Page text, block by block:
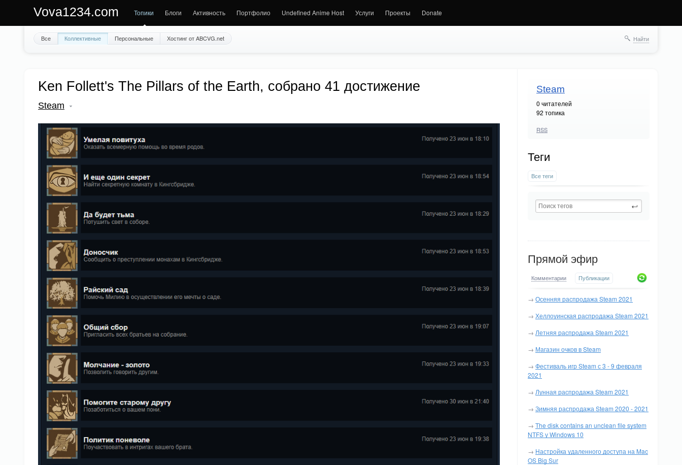
Vova1234.com Топики Блоги Активность Портфолио Undefined Anime Host Услуги Проекты Donate
Все Коллективные Персональные Хостинг от ABCVG.net Найти
Steam
0 читателей
92 топика
RSS
Теги
Все теги
Прямой эфир
Комментарии Публикации
→ Осенняя распродажа Steam 2021
→ Хеллоуинская распродажа Steam 2021
→ Летняя распродажа Steam 2021
→ Магазин очков в Steam
→ Фестиваль игр Steam с 3 - 9 февраля
2021
→ Лунная распродажа Steam 2021
→ Зимняя распродажа Steam 2020 - 2021
→ The disk contains an unclean file system
NTFS у Windows 10
→ Настройка удаленного доступа на Mac
OS Big Sur
Ken Follett's The Pillars of the Earth, собрано 41 достижение
Steam